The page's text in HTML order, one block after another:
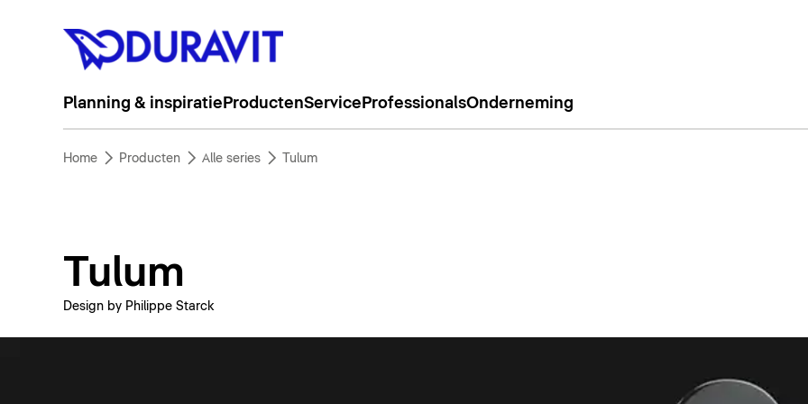
Planning & inspiratie ProductenService ProfessionalsOnderneming
Home Producten Alle series Tulum
Tulum
Design by Philippe Starck